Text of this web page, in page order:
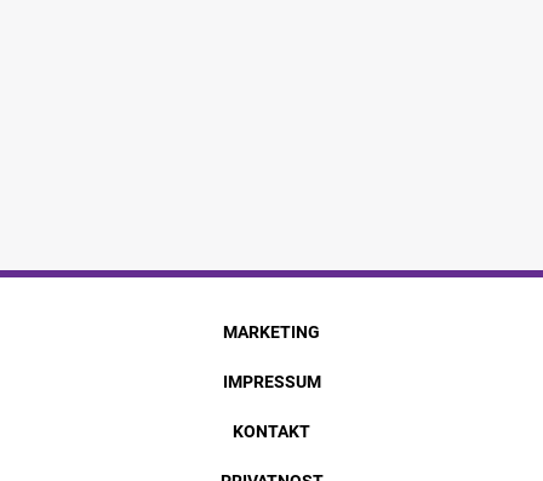
MARKETING
IMPRESSUM
KONTAKT